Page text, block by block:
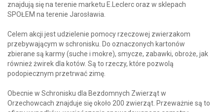
znajdują się na terenie marketu E.Leclerc oraz w sklepach
SPOŁEM na terenie Jarosławia.
Celem akcji jest udzielenie pomocy rzeczowej zwierzakom
przebywającym w schronisku. Do oznaczonych kartonów
zbierane są karmy (suche i mokre), smycze, zabawki, obroże, jak
również żwirek dla kotów. Są to rzeczy, które pozwolą
podopiecznym przetrwać zimę.
Obecnie w Schronisku dla Bezdomnych Zwierząt w
Orzechowcach znajduje się około 200 zwierząt. Przeważnie są to